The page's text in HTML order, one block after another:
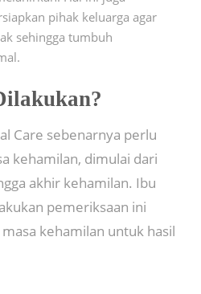
pihak keluarga agar
sehingga tumbuh
Care sebenarnya perlu
kehamilan, dimulai dari
akhir kehamilan. Ibu
pemeriksaan ini
kehamilan untuk hasil